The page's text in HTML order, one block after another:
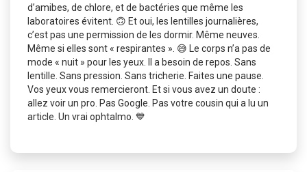
d’amibes, de chlore, et de bactéries que même les
laboratoires évitent. 🙃 Et oui, les lentilles journalières,
c’est pas une permission de les dormir. Même neuves.
Même si elles sont « respirantes ». 😅 Le corps n’a pas de
mode « nuit » pour les yeux. Il a besoin de repos. Sans
lentille. Sans pression. Sans tricherie. Faites une pause.
Vos yeux vous remercieront. Et si vous avez un doute :
allez voir un pro. Pas Google. Pas votre cousin qui a lu un
article. Un vrai ophtalmo. 💙